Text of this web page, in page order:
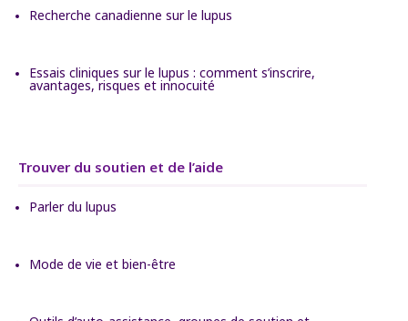
Recherche canadienne sur le lupus
Essais cliniques sur le lupus : comment s’inscrire,
avantages, risques et innocuité
Trouver du soutien et de l’aide
Parler du lupus
Mode de vie et bien-être